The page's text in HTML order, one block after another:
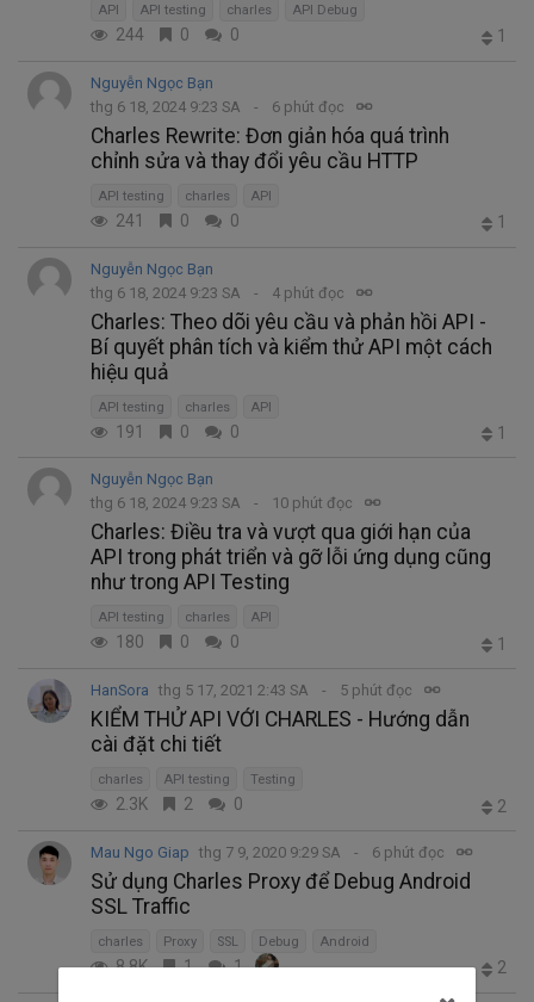
API API testing charles API Debug
244 0 0 1
Nguyễn Ngọc Bạn
thg 6 18, 2024 9:23 SA
6 phút đọc
Charles Rewrite: Đơn giản hóa quá trình
chỉnh sửa và thay đổi yêu cầu HTTP
API testing charles API
241 0 0 1
Nguyễn Ngọc Bạn
thg 6 18, 2024 9:23 SA
4 phút đọc
Charles: Theo dõi yêu cầu và phản hồi API -
Bí quyết phân tích và kiểm thử API một cách
hiệu quả
API testing charles API
191 0 0 1
Nguyễn Ngọc Bạn
thg 6 18, 2024 9:23 SA
10 phút đọc
Charles: Điều tra và vượt qua giới hạn của
API trong phát triển và gỡ lỗi ứng dụng cũng
như trong API Testing
API testing charles API
180 0 0 1
HanSora thg 5 17, 2021 2:43 SA 5 phút đọc
KIỂM THỬ API VỚI CHARLES - Hướng dẫn
cài đặt chi tiết
charles API testing Testing
2.3K 2 0 2
Mau Ngo Giap thg 7 9, 2020 9:29 SA 6 phút đọc
Sử dụng Charles Proxy để Debug Android
SSL Traffic
charles Proxy SSL Debug Android
8.8K 1 1 2